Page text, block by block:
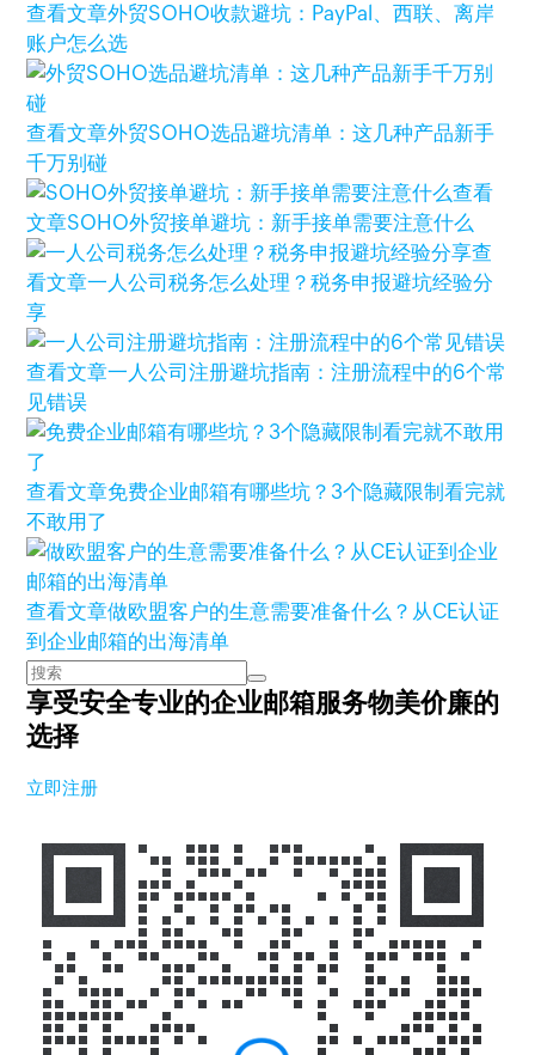
查看文章外贸SOHO收款避坑：PayPal、西联、离岸
账户怎么选
查看文章外贸SOHO选品避坑清单：这几种产品新手
千万别碰
查看
文章SOHO外贸接单避坑：新手接单需要注意什么
查
看文章一人公司税务怎么处理？税务申报避坑经验分
享
查看文章一人公司注册避坑指南：注册流程中的6个常
见错误
查看文章免费企业邮箱有哪些坑？3个隐藏限制看完就
不敢用了
查看文章做欧盟客户的生意需要准备什么？从CE认证
到企业邮箱的出海清单
享受安全专业的企业邮箱服务物美价廉的
选择
立即注册